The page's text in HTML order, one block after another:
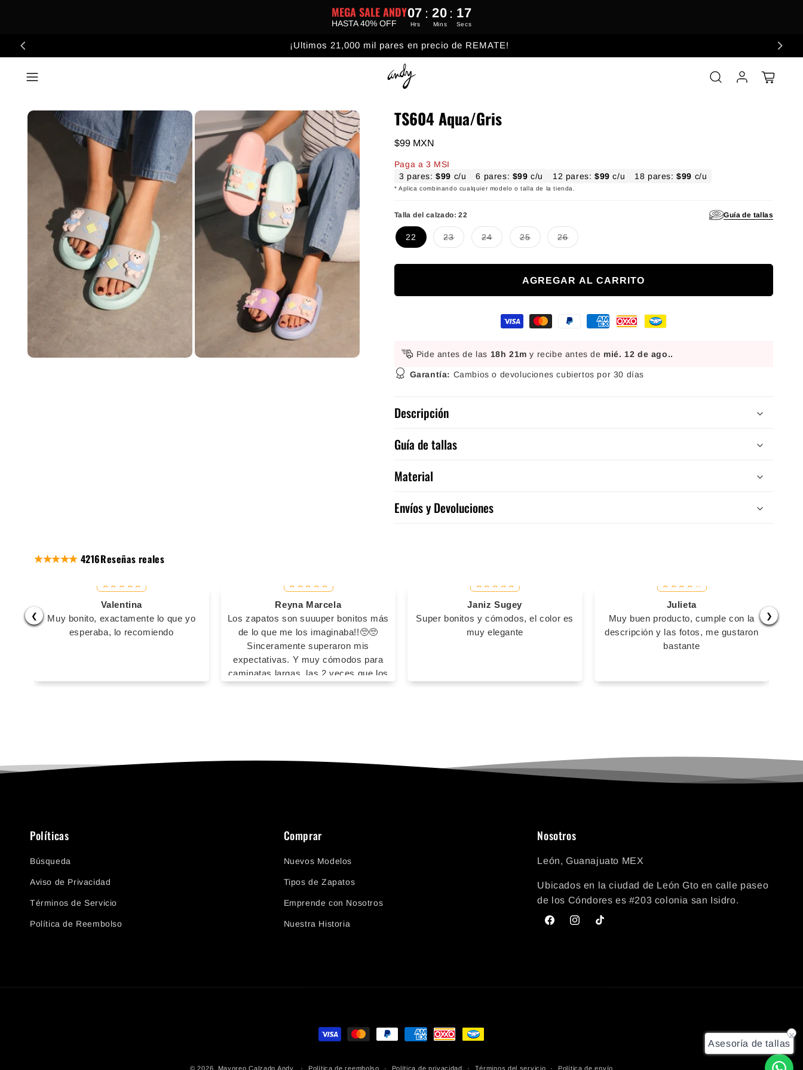
MEGA SALE ANDY
HASTA 40% OFF
07 : 20 : 16
Hrs Mins Secs
¡Ultimos 21,000 mil pares en precio de REMATE!
Iniciar sesiónCarrito
TS604 Aqua/Gris
Precio habitual
$99 MXN
Paga a 3 MSI
3 pares:$99 c/u 6 pares: $99 c/u 12 pares:$99 c/u 18 pares:$99 c/u
* Aplica combinando cualquier modelo o talla de la tienda.
Talla del calzado:22 Guía de tallas
22 23
Variante agotada o no disponible
24
Variante agotada o no disponible
25
Variante agotada o no disponible
26
Variante agotada o no disponible
AGREGAR AL CARRITO
Pide antes de las 18h 21m y recibe antes de mié. 12 de ago..
Garantía: Cambios o devoluciones cubiertos por 30 días
Descripción
Guía de tallas
Material
Envíos y Devoluciones
4216Reseñas reales
❮ ❯
Valentina
Muy bonito, exactamente lo que yo
esperaba, lo recomiendo
Reyna Marcela
Los zapatos son suuuper bonitos más
de lo que me los imaginaba!!🥺🥺
Sinceramente superaron mis
expectativas. Y muy cómodos para
caminatas largas, las 2 veces que los
he usado fue sin calcetines y no me
Janiz Sugey
Super bonitos y cómodos, el color es
muy elegante
Julieta
Muy buen producto, cumple con la
descripción y las fotos, me gustaron
bastante
Políticas
Búsqueda
Aviso de Privacidad
Términos de Servicio
Política de Reembolso
Comprar
Nuevos Modelos
Tipos de Zapatos
Emprende con Nosotros
Nuestra Historia
Nosotros
León, Guanajuato MEX
Ubicados en la ciudad de León Gto en calle paseo
de los Cóndores es #203 colonia san Isidro.
FacebookInstagramTikTok
© 2026, Mayoreo Calzado Andy Política de reembolso Política de privacidad Términos del servicio Política de envío
Asesoría de tallas